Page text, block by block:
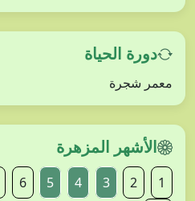
دورة الحياة
معمر شجرة
الأشهر المزهرة
1
2
3
4
5
6